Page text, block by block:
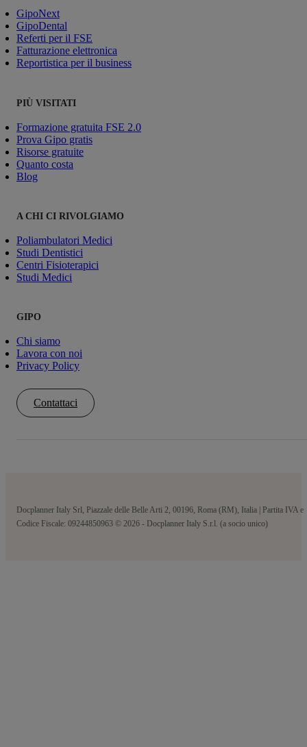
GipoNext
GipoDental
Referti per il FSE
Fatturazione elettronica
Reportistica per il business
PIÙ VISITATI
Formazione gratuita FSE 2.0
Prova Gipo gratis
Risorse gratuite
Quanto costa
Blog
A CHI CI RIVOLGIAMO
Poliambulatori Medici
Studi Dentistici
Centri Fisioterapici
Studi Medici
GIPO
Chi siamo
Lavora con noi
Privacy Policy
Contattaci
Docplanner Italy Srl, Piazzale delle Belle Arti 2, 00196, Roma (RM), Italia | Partita IVA e
Codice Fiscale: 09244850963 © 2026 - Docplanner Italy S.r.l. (a socio unico)